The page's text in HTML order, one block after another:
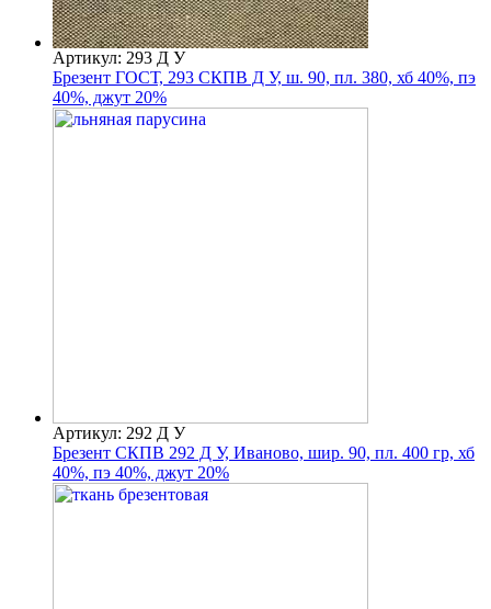
Артикул: 293 Д У
Брезент ГОСТ, 293 СКПВ Д У, ш. 90, пл. 380, хб 40%, пэ
40%, джут 20%
Артикул: 292 Д У
Брезент СКПВ 292 Д У, Иваново, шир. 90, пл. 400 гр, хб
40%, пэ 40%, джут 20%